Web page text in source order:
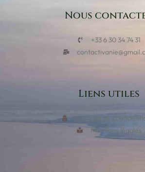
Nous
+33 6 30 34 74 31‬
Liens utiles
Politique de
Mentions légales